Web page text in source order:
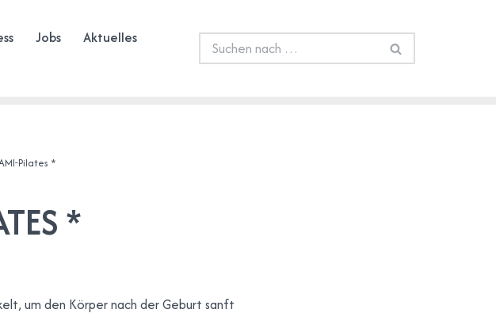
Jobs
Aktuelles
Pilates *
*
um den Körper nach der Geburt sanft